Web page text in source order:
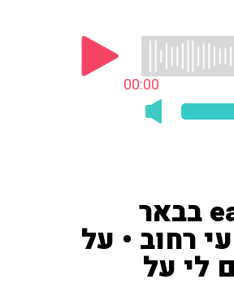
00:00
השף אבי ביטון, על פסטיבל eat & drink בבאר
רחוב • על
לי על